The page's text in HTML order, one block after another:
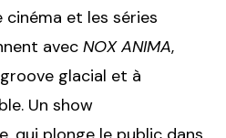
et les séries
avec NOX ANIMA,
glacial et à
Un show